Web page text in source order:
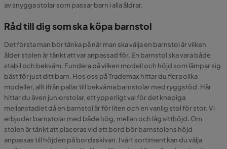
av snygga stolar som passar barn i alla åldrar.
Råd till dig som ska köpa barnstol
Det första man bör tänka på när man ska välja en barnstol är vilken
ålder stolen är tänkt att var anpassad för. En barnstol ska vara både
stabil och bekväm. Fundera på vilken modell och höjd som lämpar sig
bäst för just ditt barn. Hos oss på Trademax hittar du flera olika
modeller, allt ifrån pallar till bekväma barnstolar med ryggstöd. Här
hittar du även juniorstolar, ett ypperligt val för det knepiga
mellanstadiet då en barnstol är för liten och en vanlig stol för stor. Vi
erbjuder barnstolar med både hög, mellan och låg sitthöjd. Om
stolen är tänkt att placeras vid ett bord bör barnstolens höjd
anpassas till höjden på bordsskivan. I vårt sortiment kan du välja